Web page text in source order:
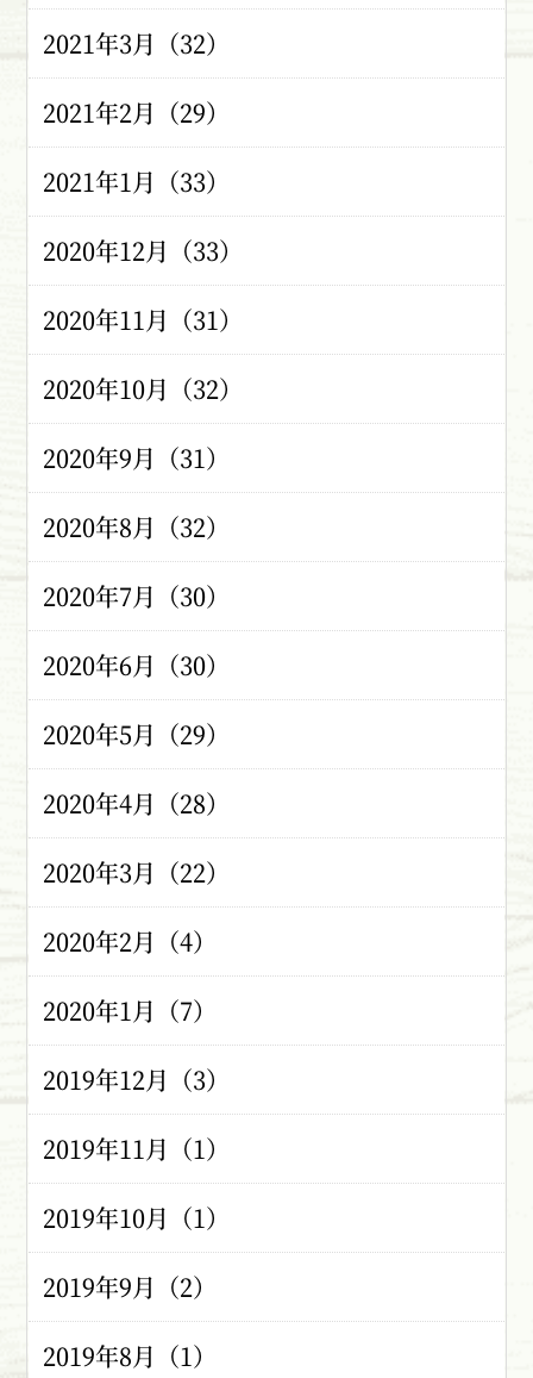
2021年3月（32）
2021年2月（29）
2021年1月（33）
2020年12月（33）
2020年11月（31）
2020年10月（32）
2020年9月（31）
2020年8月（32）
2020年7月（30）
2020年6月（30）
2020年5月（29）
2020年4月（28）
2020年3月（22）
2020年2月（4）
2020年1月（7）
2019年12月（3）
2019年11月（1）
2019年10月（1）
2019年9月（2）
2019年8月（1）